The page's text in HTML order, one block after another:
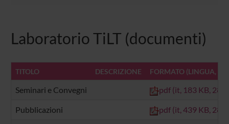
Laboratorio TiLT (documenti)
TITOLO DESCRIZIONE FORMATO (LINGUA,
Seminari e Convegni pdf (it, 183 KB, 28/
Pubblicazioni pdf (it, 439 KB, 28/